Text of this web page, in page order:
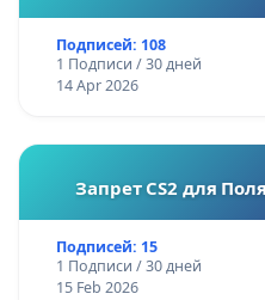
Подписей: 108
1 Подписи / 30 дней
14 Apr 2026
Запрет CS2 для
Подписей: 15
1 Подписи / 30 дней
15 Feb 2026